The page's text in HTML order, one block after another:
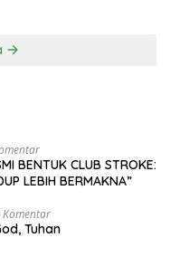
BENTUK CLUB STROKE:
LEBIH BERMAKNA”
Komentar
Tuhan